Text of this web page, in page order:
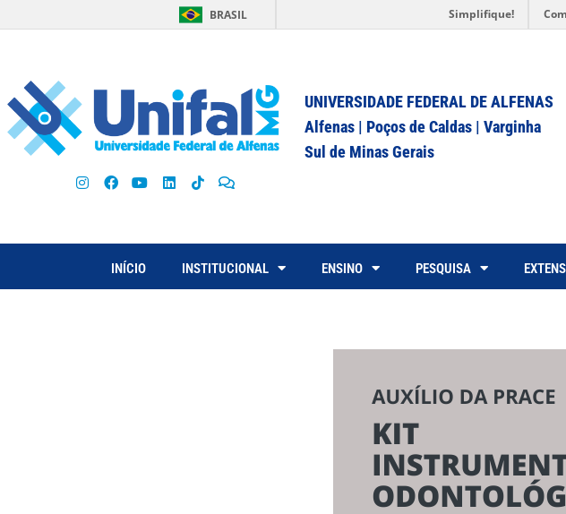
BRASIL Simplifique!
UNIVERSIDADE FEDERAL DE ALFENAS
Alfenas | Poços de Caldas | Varginha
Sul de Minas Gerais
INÍCIO INSTITUCIONAL ENSINO PESQUISA